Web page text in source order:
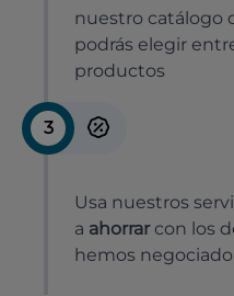
nuestro catálogo
podrás elegir
productos
3
Usa nuestros
a ahorrar con los
hemos